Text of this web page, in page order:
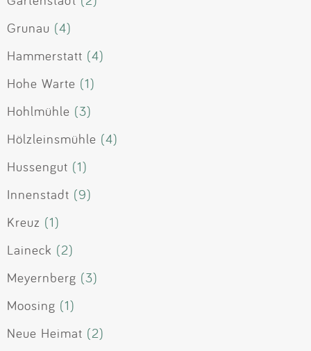
Grunau (4)
Hammerstatt (4)
Hohe Warte (1)
Hohlmühle (3)
Hölzleinsmühle (4)
Hussengut (1)
Innenstadt (9)
Kreuz (1)
Laineck (2)
Meyernberg (3)
Moosing (1)
Neue Heimat (2)